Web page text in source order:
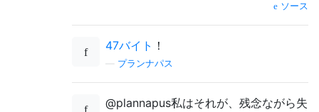
ソース
47バイト ！
プランナパス
@plannapus私はそれが、残念ながら失